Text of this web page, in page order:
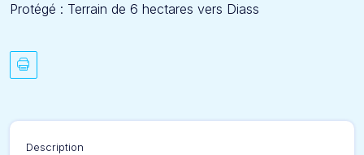
Protégé : Terrain de 6 hectares vers Diass
Description